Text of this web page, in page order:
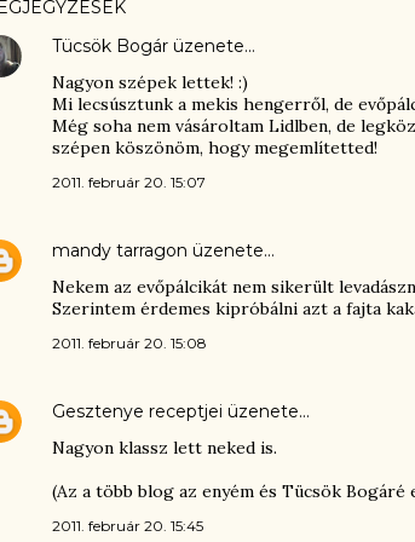
Tücsök Bogár üzenete…
Nagyon szépek lettek! :)
Mi lecsúsztunk a mekis hengerről, de
Még soha nem vásároltam Lidlben, de
szépen köszönöm, hogy megemlítetted!
2011. február 20. 15:07
mandy tarragon üzenete…
Nekem az evőpálcikát nem sikerült
Szerintem érdemes kipróbálni azt a fajta
2011. február 20. 15:08
Gesztenye receptjei üzenete…
Nagyon klassz lett neked is.
(Az a több blog az enyém és Tücsök Bogáré
2011. február 20. 15:45